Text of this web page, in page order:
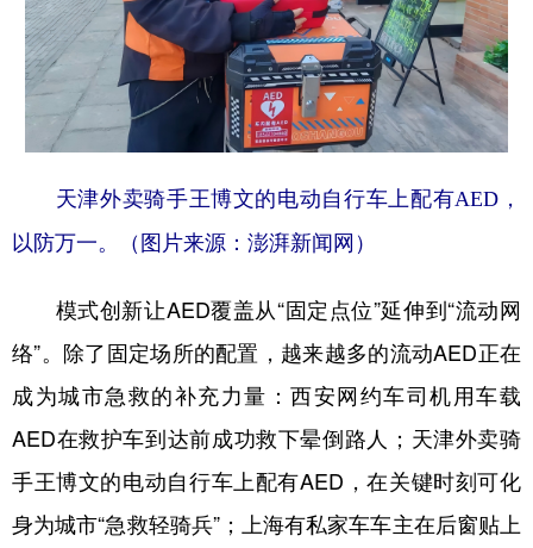
天津外卖骑手王博文的电动自行车上配有AED，
以防万一。（图片来源：澎湃新闻网）
模式创新让AED覆盖从“固定点位”延伸到“流动网
络”。除了固定场所的配置，越来越多的流动AED正在
成为城市急救的补充力量：西安网约车司机用车载
AED在救护车到达前成功救下晕倒路人；天津外卖骑
手王博文的电动自行车上配有AED，在关键时刻可化
身为城市“急救轻骑兵”；上海有私家车车主在后窗贴上